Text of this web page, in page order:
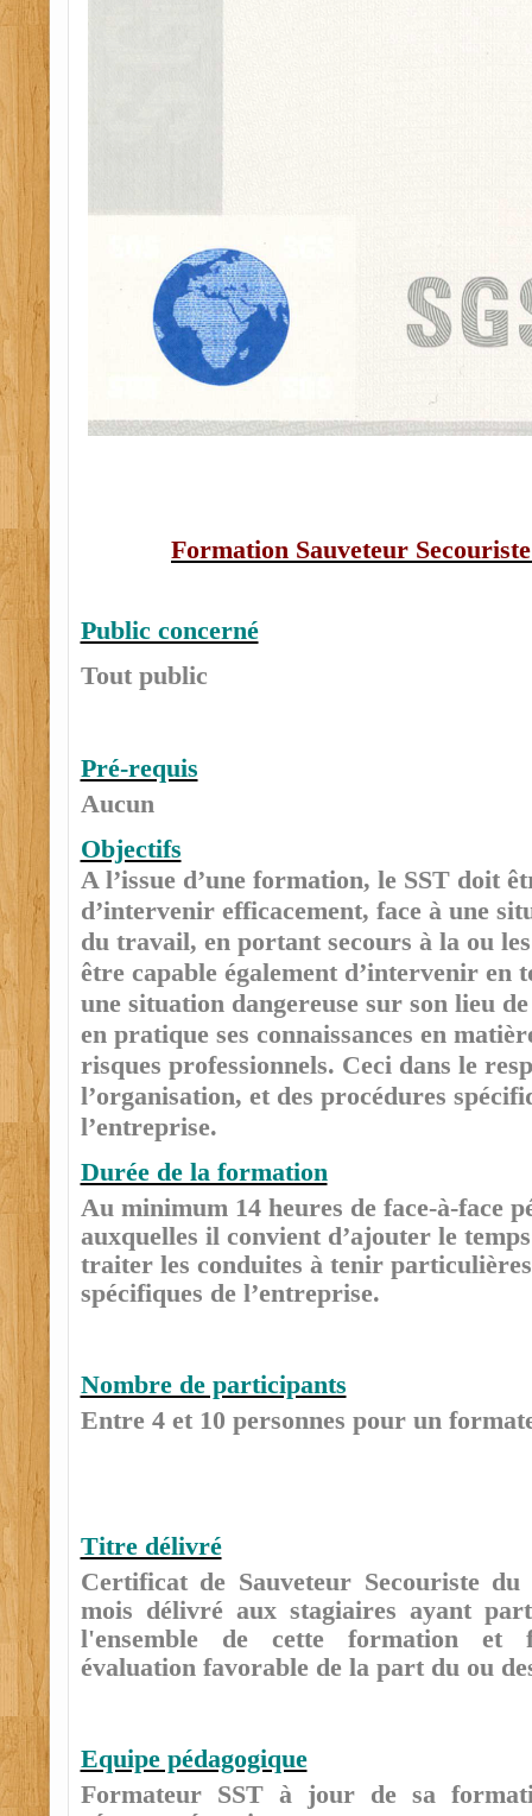
Formation Sauveteur
Public concerné
Tout public
Pré-requis
Aucun
Objectifs
A l’issue d’une formation, le SST doit
d’intervenir efficacement, face à une
du travail, en portant secours à la ou
être capable également d’intervenir en
une situation dangereuse sur son lieu
en pratique ses connaissances en
risques professionnels. Ceci dans le
l’organisation, et des procédures
l’entreprise.
Durée de la formation
Au minimum 14 heures de face-à-face
auxquelles il convient d’ajouter le
traiter les conduites à tenir
spécifiques de l’entreprise.
Nombre de participants
Entre 4 et 10 personnes pour un
Titre délivré
Certificat de Sauveteur Secouriste
mois délivré aux stagiaires ayant
l'ensemble de cette formation et
évaluation favorable de la part du ou
Equipe pédagogique
Formateur SST à jour de sa